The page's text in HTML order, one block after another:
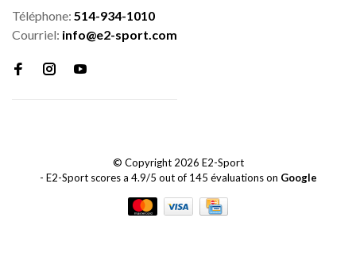
Téléphone: 514-934-1010
Courriel: info@e2-sport.com
© Copyright 2026 E2-Sport
- E2-Sport scores a 4.9/5 out of 145 évaluations on Google